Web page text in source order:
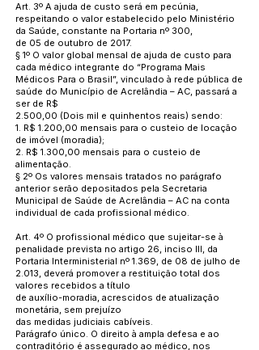
Art. 3º A ajuda de custo será em pecúnia,
respeitando o valor estabelecido pelo Ministério
da Saúde, constante na Portaria nº 300,
de 05 de outubro de 2017.
§ 1º O valor global mensal de ajuda de custo para
cada médico integrante do “Programa Mais
Médicos Para o Brasil”, vinculado à rede pública de
saúde do Município de Acrelândia – AC, passará a
ser de R$
2.500,00 (Dois mil e quinhentos reais) sendo:
1. R$ 1.200,00 mensais para o custeio de locação
de imóvel (moradia);
2. R$ 1.300,00 mensais para o custeio de
alimentação.
§ 2º Os valores mensais tratados no parágrafo
anterior serão depositados pela Secretaria
Municipal de Saúde de Acrelândia – AC na conta
individual de cada profissional médico.
Art. 4º O profissional médico que sujeitar-se à
penalidade prevista no artigo 26, inciso III, da
Portaria Interministerial nº 1.369, de 08 de julho de
2.013, deverá promover a restituição total dos
valores recebidos a título
de auxílio-moradia, acrescidos de atualização
monetária, sem prejuízo
das medidas judiciais cabíveis.
Parágrafo único. O direito à ampla defesa e ao
contraditório é assegurado ao médico, nos